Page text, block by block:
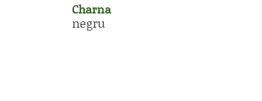
Charna
negru